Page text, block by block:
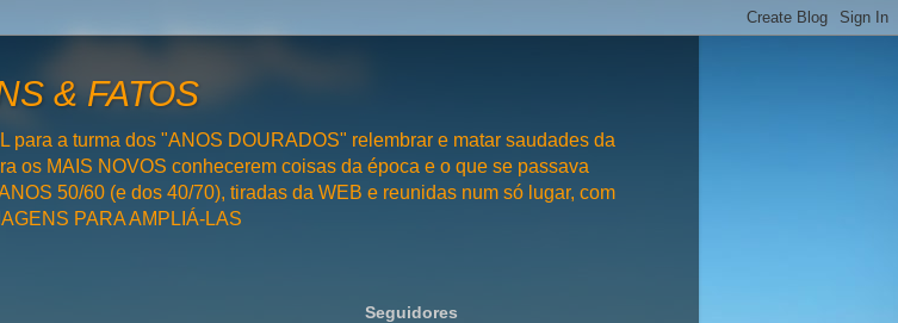
& FATOS
a turma dos "ANOS DOURADOS" relembrar e matar saudades da
os MAIS NOVOS conhecerem coisas da época e o que se passava
50/60 (e dos 40/70), tiradas da WEB e reunidas num só lugar, com
PARA AMPLIÁ-LAS
Seguidores